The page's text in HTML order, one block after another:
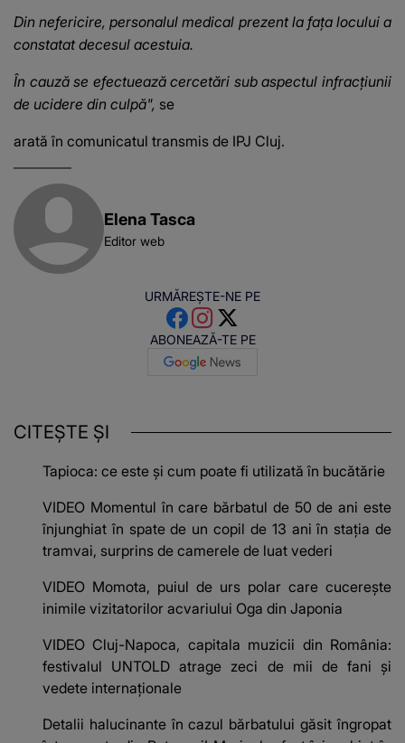
Din nefericire, personalul medical prezent la fața locului a
constatat decesul acestuia.
În cauză se efectuează cercetări sub aspectul infracțiunii
de ucidere din culpă", se
arată în comunicatul transmis de IPJ Cluj.
Elena Tasca
Editor web
URMĂREȘTE-NE PE
ABONEAZĂ-TE PE
CITEȘTE ȘI
Tapioca: ce este și cum poate fi utilizată în bucătărie
VIDEO Momentul în care bărbatul de 50 de ani este
înjunghiat în spate de un copil de 13 ani în stația de
tramvai, surprins de camerele de luat vederi
VIDEO Momota, puiul de urs polar care cucerește
inimile vizitatorilor acvariului Oga din Japonia
VIDEO Cluj-Napoca, capitala muzicii din România:
festivalul UNTOLD atrage zeci de mii de fani și
vedete internaționale
Detalii halucinante în cazul bărbatului găsit îngropat